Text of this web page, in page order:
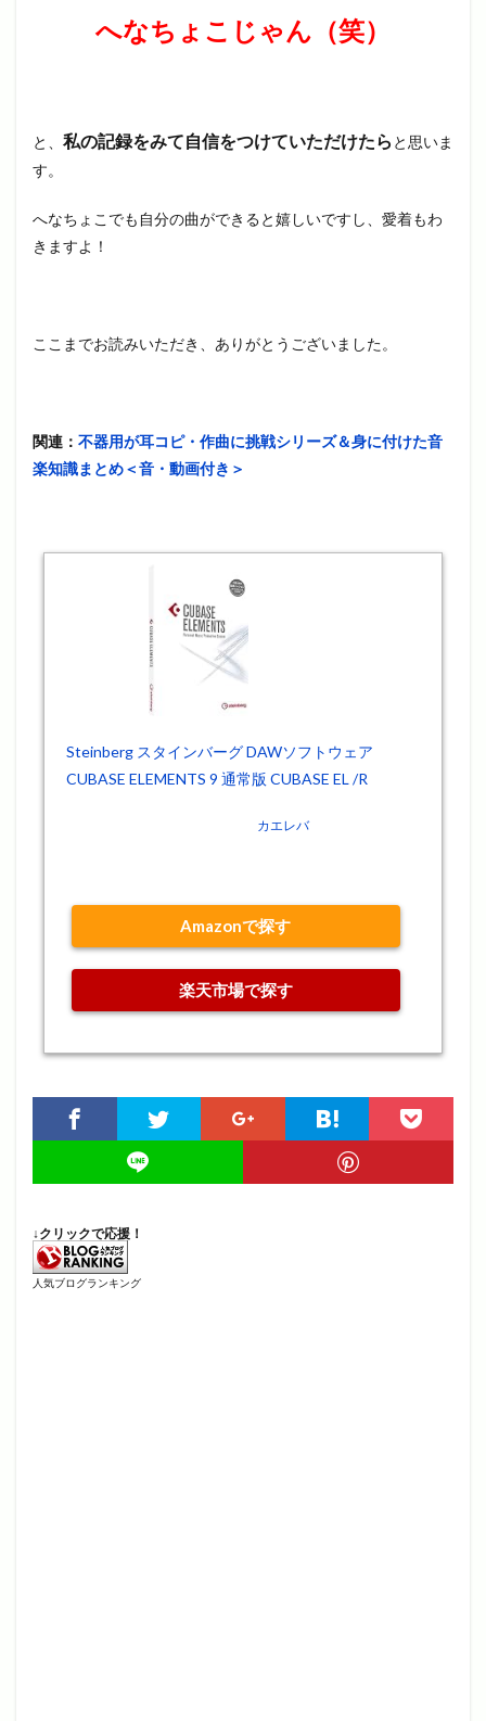
へなちょこじゃん（笑）
と、 私の記録をみて自信をつけていただけたら と思いま
す。
へなちょこでも自分の曲ができると嬉しいですし、愛着もわ
きますよ！
ここまでお読みいただき、ありがとうございました。
関連： 不器用が耳コピ・作曲に挑戦シリーズ＆身に付けた音
楽知識まとめ＜音・動画付き＞
Steinberg スタインバーグ DAWソフトウェア
CUBASE ELEMENTS 9 通常版 CUBASE EL /R
カエレバ
Amazonで探す
楽天市場で探す
↓クリックで応援！
人気ブログランキング